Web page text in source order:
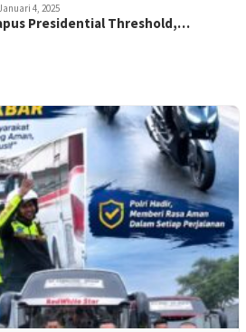
4, 2025
Presidential Threshold,…